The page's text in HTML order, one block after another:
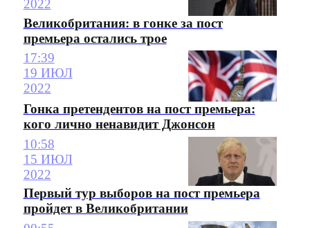
2022
Великобритания: в гонке за пост
премьера остались трое
17:39
19 ИЮЛ
2022
Гонка претендентов на пост премьера:
кого лично ненавидит Джонсон
10:58
15 ИЮЛ
2022
Первый тур выборов на пост премьера
пройдет в Великобритании